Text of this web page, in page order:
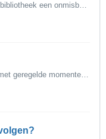
Als RSM student is de Universiteitsbibliotheek een onmisbaar onderdeel van de studie ervaring. De Universiteitsbibliotheek op Campus Woudestein verzekerd da...
Haal het meeste uit jouw studietijd met geregelde momenten van ontspanning en downtime. De Erasmus Universiteit campus Woudestein heeft verschillende facili...